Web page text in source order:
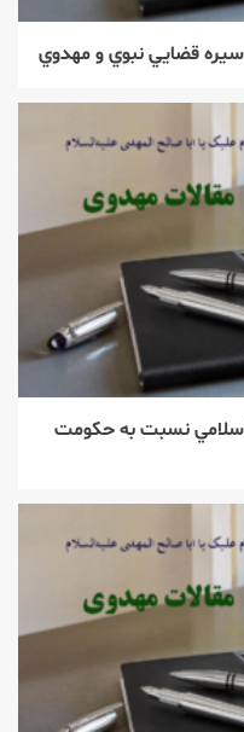
قضايي نبوي و مهدوي
اسلامي نسبت به حكومت